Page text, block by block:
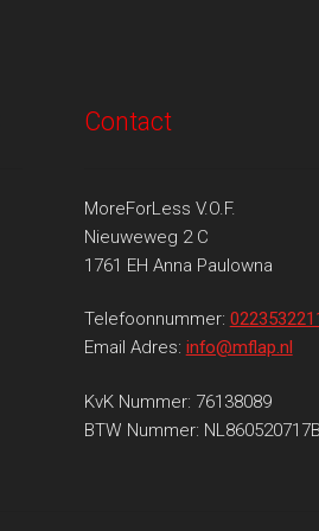
Contact
MoreForLess V.O.F.
Nieuweweg 2 C
1761 EH Anna Paulowna
Telefoonnummer:
Email Adres: info@mflap.nl
KvK Nummer: 76138089
BTW Nummer: